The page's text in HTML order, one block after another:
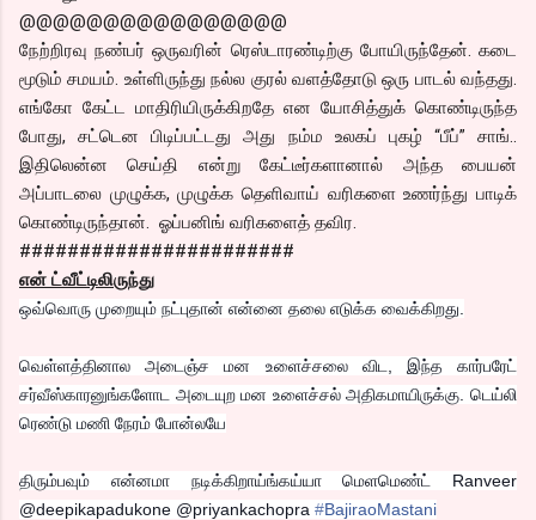
@@@@@@@@@@@@@@@@
நேற்றிரவு நண்பர் ஒருவரின் ரெஸ்டாரண்டிற்கு போயிருந்தேன். கடை
மூடும் சமயம். உள்ளிருந்து நல்ல குரல் வளத்தோடு ஒரு பாடல் வந்தது.
எங்கோ கேட்ட மாதிரியிருக்கிறதே என யோசித்துக் கொண்டிருந்த
போது, சட்டென பிடிப்பட்டது அது நம்ம உலகப் புகழ் “பீப்” சாங்..
இதிலென்ன செய்தி என்று கேட்டீர்களானால் அந்த பையன்
அப்பாடலை முழுக்க, முழுக்க தெளிவாய் வரிகளை உணர்ந்து பாடிக்
கொண்டிருந்தான். ஓப்பனிங் வரிகளைத் தவிர.
#######################
என் ட்வீட்டிலிருந்து
ஒவ்வொரு முறையும் நட்புதான் என்னை தலை எடுக்க வைக்கிறது.
வெள்ளத்தினால அடைஞ்ச மன உளைச்சலை விட, இந்த கார்பரேட்
சர்வீஸ்காரனுங்களோட அடையுற மன உளைச்சல் அதிகமாயிருக்கு. டெய்லி
ரெண்டு மணி நேரம் போன்லயே
திரும்பவும் என்னமா நடிக்கிறாய்ங்கய்யா மெளமெண்ட் Ranveer
@deepikapadukone @priyankachopra ‪#‎BajiraoMastani‬